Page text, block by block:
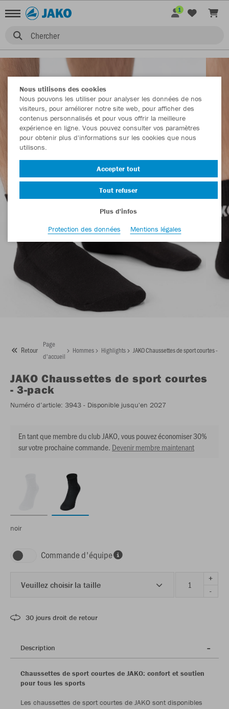
Chercher
1
Retour
Page
d'accueil
Hommes Highlights JAKO Chaussettes de sport courtes - 3-
JAKO Chaussettes de sport courtes
- 3-pack
Numéro d’article: 3943 - Disponible jusqu'en 2027
En tant que membre du club JAKO, vous pouvez économiser 30%
sur votre prochaine commande. Devenir membre maintenant
noir
Commande d'équipe
Veuillez choisir la taille
+
-
30 jours droit de retour
Description
Chaussettes de sport courtes de JAKO: confort et soutien
pour tous les sports
Les chaussettes de sport courtes de JAKO sont disponibles
Nous utilisons des cookies
Nous pouvons les utiliser pour analyser les données de nos
visiteurs, pour améliorer notre site web, pour afficher des
contenus personnalisés et pour vous offrir la meilleure
expérience en ligne. Vous pouvez consulter vos paramètres
pour obtenir plus d'informations sur les cookies que nous
utilisons.
Accepter tout
Tout refuser
Plus d'infos
Protection des données
Mentions légales